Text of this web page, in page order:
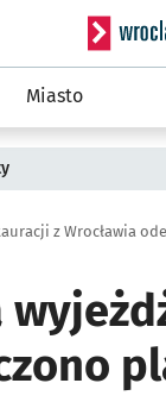
Serwis
Miasto
z Wrocławia